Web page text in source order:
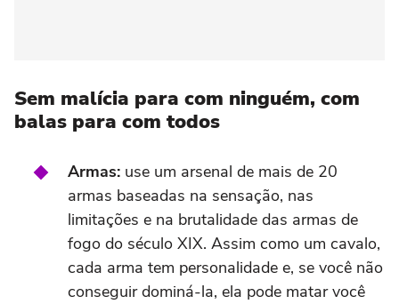
Sem malícia para com ninguém, com
balas para com todos
Armas: use um arsenal de mais de 20
armas baseadas na sensação, nas
limitações e na brutalidade das armas de
fogo do século XIX. Assim como um cavalo,
cada arma tem personalidade e, se você não
conseguir dominá-la, ela pode matar você